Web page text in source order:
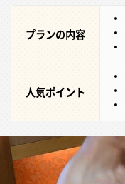
プランの内容
人気ポイント